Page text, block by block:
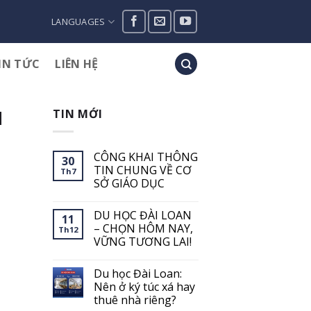
LANGUAGES
TỨC LIÊN HỆ
TIN MỚI
30
Th7
CÔNG KHAI THÔNG
TIN CHUNG VỀ CƠ
SỞ GIÁO DỤC
bình
luận
ở
CÔNG
TIN
CHUNG
VỀ
CƠ
SỞ
11
Th12
DU HỌC ĐÀI LOAN
– CHỌN HÔM NAY,
VỮNG TƯƠNG LAI!
bình
luận
ở
DU
Du học Đài Loan:
Nên ở ký túc xá hay
thuê nhà riêng?